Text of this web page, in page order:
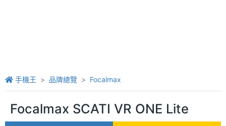
手機王 品牌總覽 Focalmax
Focalmax SCATI VR ONE Lite